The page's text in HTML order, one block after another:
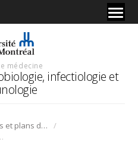
médecine
infectiologie et
Cours, horaires et plans de cours
/
08-24